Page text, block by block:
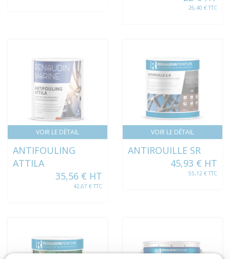
26,40 € TTC
VOIR LE DÉTAIL
ANTIFOULING
ATTILA
35,56 € HT
42,67 € TTC
VOIR LE DÉTAIL
ANTIROUILLE SR
45,93 € HT
55,12 € TTC